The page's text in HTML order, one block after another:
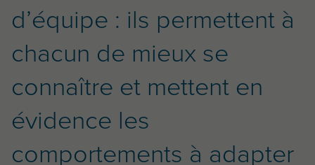
d’équipe : ils permettent à
chacun de mieux se
connaître et mettent en
évidence les
comportements à adapter